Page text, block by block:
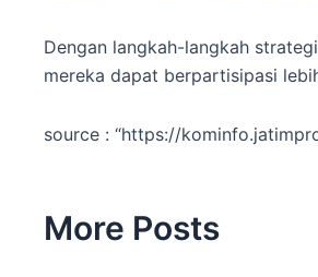
Dengan langkah-langkah
mereka dapat berpartisipasi
source : “https://
More Posts